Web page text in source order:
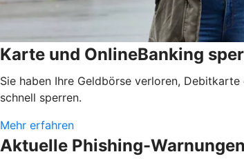
Karte und OnlineBanking
Sie haben Ihre Geldbörse verloren,
schnell sperren.
Mehr erfahren
Aktuelle Phishing-Warnungen